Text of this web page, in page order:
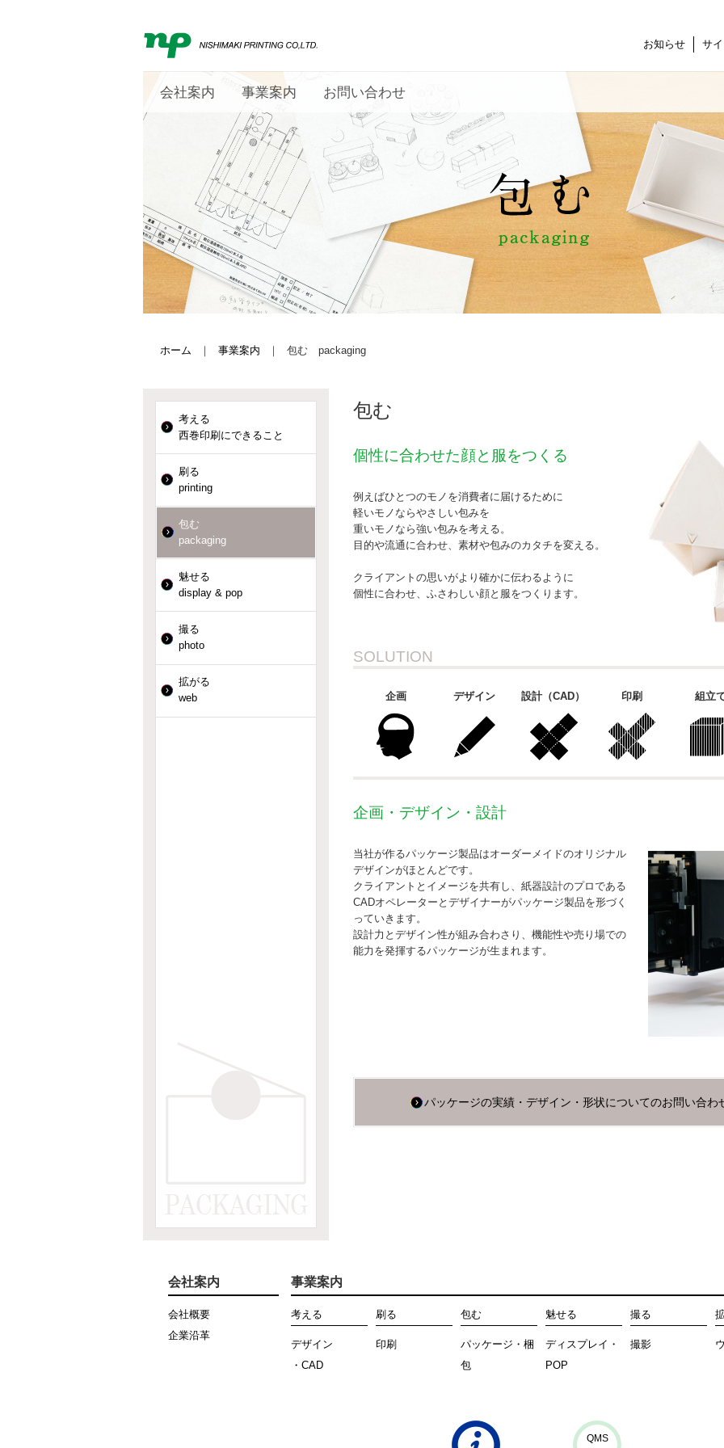
お知らせ サ
会社案内 事業案内 お問い合わせ
ホーム ｜ 事業案内 ｜ 包む packaging
包む
個性に合わせた顔と服をつくる
例えばひとつのモノを消費者に届けるために
軽いモノならやさしい包みを
重いモノなら強い包みを考える。
目的や流通に合わせ、素材や包みのカタチを変える。
クライアントの思いがより確かに伝わるように
個性に合わせ、ふさわしい顔と服をつくります。
SOLUTION
企画 デザイン 設計（CAD） 印刷 組立
企画・デザイン・設計
当社が作るパッケージ製品はオーダーメイドのオリジナル
デザインがほとんどです。
クライアントとイメージを共有し、紙器設計のプロである
CADオペレーターとデザイナーがパッケージ製品を形づく
っていきます。
設計力とデザイン性が組み合わさり、機能性や売り場での
能力を発揮するパッケージが生まれます。
パッケージの実績・デザイン・形状についてのお問い合わ
考える
西巻印刷にできること
刷る
printing
包む
packaging
魅せる
display & pop
撮る
photo
拡がる
web
会社案内
会社概要
企業沿革
事業案内
考える
デザイン
・CAD
刷る
印刷
包む
パッケージ・梱
包
魅せる
ディスプレイ・
POP
撮る
撮影
QMS